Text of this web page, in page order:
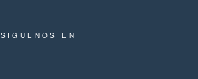
SIGUENOS EN